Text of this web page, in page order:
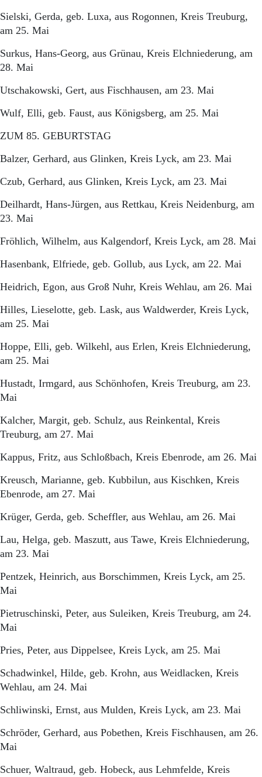
Sielski, Gerda, geb. Luxa, aus Rogonnen, Kreis Treuburg,
am 25. Mai
Surkus, Hans-Georg, aus Grünau, Kreis Elchniederung, am
28. Mai
Utschakowski, Gert, aus Fischhausen, am 23. Mai
Wulf, Elli, geb. Faust, aus Königsberg, am 25. Mai
ZUM 85. GEBURTSTAG
Balzer, Gerhard, aus Glinken, Kreis Lyck, am 23. Mai
Czub, Gerhard, aus Glinken, Kreis Lyck, am 23. Mai
Deilhardt, Hans-Jürgen, aus Rettkau, Kreis Neidenburg, am
23. Mai
Fröhlich, Wilhelm, aus Kalgendorf, Kreis Lyck, am 28. Mai
Hasenbank, Elfriede, geb. Gollub, aus Lyck, am 22. Mai
Heidrich, Egon, aus Groß Nuhr, Kreis Wehlau, am 26. Mai
Hilles, Lieselotte, geb. Lask, aus Waldwerder, Kreis Lyck,
am 25. Mai
Hoppe, Elli, geb. Wilkehl, aus Erlen, Kreis Elchniederung,
am 25. Mai
Hustadt, Irmgard, aus Schönhofen, Kreis Treuburg, am 23.
Mai
Kalcher, Margit, geb. Schulz, aus Reinkental, Kreis
Treuburg, am 27. Mai
Kappus, Fritz, aus Schloßbach, Kreis Ebenrode, am 26. Mai
Kreusch, Marianne, geb. Kubbilun, aus Kischken, Kreis
Ebenrode, am 27. Mai
Krüger, Gerda, geb. Scheffler, aus Wehlau, am 26. Mai
Lau, Helga, geb. Maszutt, aus Tawe, Kreis Elchniederung,
am 23. Mai
Pentzek, Heinrich, aus Borschimmen, Kreis Lyck, am 25.
Mai
Pietruschinski, Peter, aus Suleiken, Kreis Treuburg, am 24.
Mai
Pries, Peter, aus Dippelsee, Kreis Lyck, am 25. Mai
Schadwinkel, Hilde, geb. Krohn, aus Weidlacken, Kreis
Wehlau, am 24. Mai
Schliwinski, Ernst, aus Mulden, Kreis Lyck, am 23. Mai
Schröder, Gerhard, aus Pobethen, Kreis Fischhausen, am 26.
Mai
Schuer, Waltraud, geb. Hobeck, aus Lehmfelde, Kreis